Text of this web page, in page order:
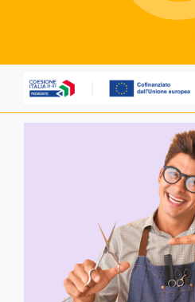
Richiedi informazioni